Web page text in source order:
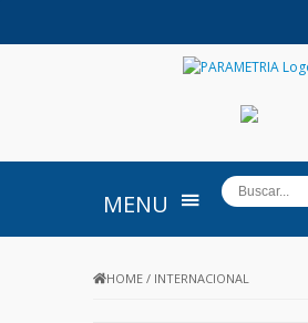
PARAMETRIA
MENU
HOME / INTERNACIONAL